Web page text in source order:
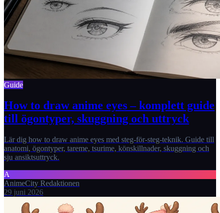
Guide
How to draw anime eyes – komplett guide
till ögontyper, skuggning och uttryck
Lär dig how to draw anime eyes med steg-för-steg-teknik. Guide till
anatomi, ögontyper, tareme, tsurime, könskillnader, skuggning och
sju ansiktsuttryck.
A
AnimeCity Redaktionen
29 juni 2026